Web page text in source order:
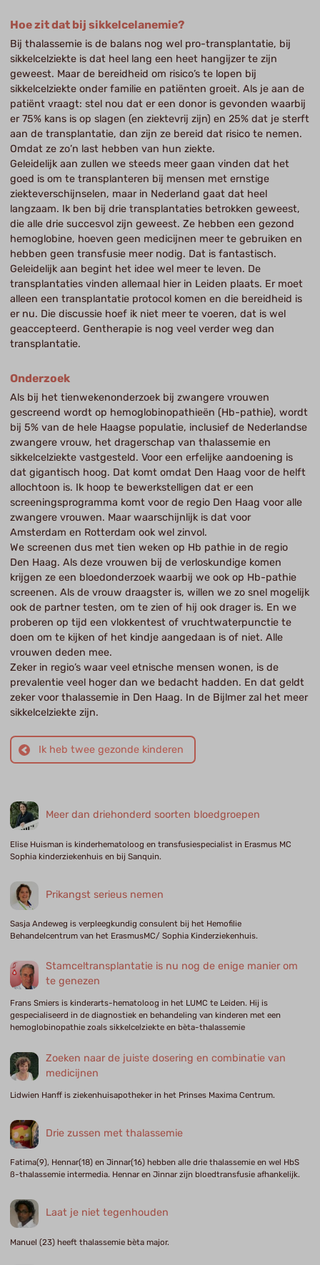
Hoe zit dat bij sikkelcelanemie?
Bij thalassemie is de balans nog wel pro-transplantatie, bij
sikkelcelziekte is dat heel lang een heet hangijzer te zijn
geweest. Maar de bereidheid om risico’s te lopen bij
sikkelcelziekte onder familie en patiënten groeit. Als je aan de
patiënt vraagt: stel nou dat er een donor is gevonden waarbij
er 75% kans is op slagen (en ziektevrij zijn) en 25% dat je sterft
aan de transplantatie, dan zijn ze bereid dat risico te nemen.
Omdat ze zo’n last hebben van hun ziekte.
Geleidelijk aan zullen we steeds meer gaan vinden dat het
goed is om te transplanteren bij mensen met ernstige
ziekteverschijnselen, maar in Nederland gaat dat heel
langzaam. Ik ben bij drie transplantaties betrokken geweest,
die alle drie succesvol zijn geweest. Ze hebben een gezond
hemoglobine, hoeven geen medicijnen meer te gebruiken en
hebben geen transfusie meer nodig. Dat is fantastisch.
Geleidelijk aan begint het idee wel meer te leven. De
transplantaties vinden allemaal hier in Leiden plaats. Er moet
alleen een transplantatie protocol komen en die bereidheid is
er nu. Die discussie hoef ik niet meer te voeren, dat is wel
geaccepteerd. Gentherapie is nog veel verder weg dan
transplantatie.
Onderzoek
Als bij het tienwekenonderzoek bij zwangere vrouwen
gescreend wordt op hemoglobinopathieën (Hb-pathie), wordt
bij 5% van de hele Haagse populatie, inclusief de Nederlandse
zwangere vrouw, het dragerschap van thalassemie en
sikkelcelziekte vastgesteld. Voor een erfelijke aandoening is
dat gigantisch hoog. Dat komt omdat Den Haag voor de helft
allochtoon is. Ik hoop te bewerkstelligen dat er een
screeningsprogramma komt voor de regio Den Haag voor alle
zwangere vrouwen. Maar waarschijnlijk is dat voor
Amsterdam en Rotterdam ook wel zinvol.
We screenen dus met tien weken op Hb pathie in de regio
Den Haag. Als deze vrouwen bij de verloskundige komen
krijgen ze een bloedonderzoek waarbij we ook op Hb-pathie
screenen. Als de vrouw draagster is, willen we zo snel mogelijk
ook de partner testen, om te zien of hij ook drager is. En we
proberen op tijd een vlokkentest of vruchtwaterpunctie te
doen om te kijken of het kindje aangedaan is of niet. Alle
vrouwen deden mee.
Zeker in regio’s waar veel etnische mensen wonen, is de
prevalentie veel hoger dan we bedacht hadden. En dat geldt
zeker voor thalassemie in Den Haag. In de Bijlmer zal het meer
sikkelcelziekte zijn.
Ik heb twee gezonde kinderen
Meer dan driehonderd soorten bloedgroepen
Elise Huisman is kinderhematoloog en transfusiespecialist in Erasmus MC
Sophia kinderziekenhuis en bij Sanquin.
Prikangst serieus nemen
Sasja Andeweg is verpleegkundig consulent bij het Hemofilie
Behandelcentrum van het ErasmusMC/ Sophia Kinderziekenhuis.
Stamceltransplantatie is nu nog de enige manier om
te genezen
Frans Smiers is kinderarts-hematoloog in het LUMC te Leiden. Hij is
gespecialiseerd in de diagnostiek en behandeling van kinderen met een
hemoglobinopathie zoals sikkelcelziekte en bèta-thalassemie
Zoeken naar de juiste dosering en combinatie van
medicijnen
Lidwien Hanff is ziekenhuisapotheker in het Prinses Maxima Centrum.
Drie zussen met thalassemie
Fatima(9), Hennar(18) en Jinnar(16) hebben alle drie thalassemie en wel HbS
ß-thalassemie intermedia. Hennar en Jinnar zijn bloedtransfusie afhankelijk.
Laat je niet tegenhouden
Manuel (23) heeft thalassemie bèta major.